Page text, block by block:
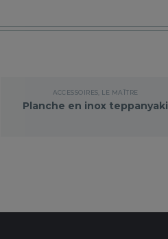
ACCESSOIRES LE MAÎTRE
Planche en inox teppanyaki